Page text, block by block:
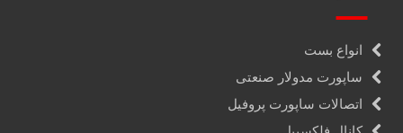
انواع بست
ساپورت مدولار صنعتی
اتصالات ساپورت پروفیل